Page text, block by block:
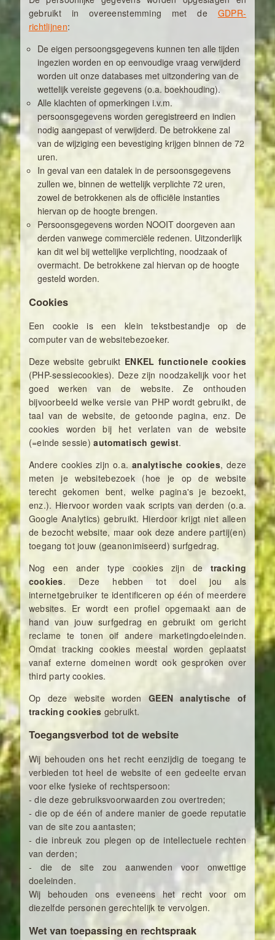
gebruikt in overeenstemming met de GDPR-
richtlijnen:
De eigen persoongsgegevens kunnen ten alle tijden
ingezien worden en op eenvoudige vraag verwijderd
worden uit onze databases met uitzondering van de
wettelijk vereiste gegevens (o.a. boekhouding).
Alle klachten of opmerkingen i.v.m.
persoonsgegevens worden geregistreerd en indien
nodig aangepast of verwijderd. De betrokkene zal
van de wijziging een bevestiging krijgen binnen de 72
uren.
In geval van een datalek in de persoonsgegevens
zullen we, binnen de wettelijk verplichte 72 uren,
zowel de betrokkenen als de officiële instanties
hiervan op de hoogte brengen.
Persoonsgegevens worden NOOIT doorgeven aan
derden vanwege commerciële redenen. Uitzonderlijk
kan dit wel bij wettelijke verplichting, noodzaak of
overmacht. De betrokkene zal hiervan op de hoogte
gesteld worden.
Cookies
Een cookie is een klein tekstbestandje op de
computer van de websitebezoeker.
Deze website gebruikt ENKEL functionele cookies
(PHP-sessiecookies). Deze zijn noodzakelijk voor het
goed werken van de website. Ze onthouden
bijvoorbeeld welke versie van PHP wordt gebruikt, de
taal van de website, de getoonde pagina, enz. De
cookies worden bij het verlaten van de website
(=einde sessie)automatisch gewist.
Andere cookies zijn o.a.analytische cookies, deze
meten je websitebezoek (hoe je op de website
terecht gekomen bent, welke pagina's je bezoekt,
enz.). Hiervoor worden vaak scripts van derden (o.a.
Google Analytics) gebruikt. Hierdoor krijgt niet alleen
de bezocht website, maar ook deze andere partij(en)
toegang tot jouw (geanonimiseerd) surfgedrag.
Nog een ander type cookies zijn de tracking
cookies. Deze hebben tot doel jou als
internetgebruiker te identificeren op één of meerdere
websites. Er wordt een profiel opgemaakt aan de
hand van jouw surfgedrag en gebruikt om gericht
reclame te tonen oif andere marketingdoeleinden.
Omdat tracking cookies meestal worden geplaatst
vanaf externe domeinen wordt ook gesproken over
third party cookies.
Op deze website worden GEEN analytische of
tracking cookies gebruikt.
Toegangsverbod tot de website
Wij behouden ons het recht eenzijdig de toegang te
verbieden tot heel de website of een gedeelte ervan
voor elke fysieke of rechtspersoon:
- die deze gebruiksvoorwaarden zou overtreden;
- die op de één of andere manier de goede reputatie
van de site zou aantasten;
- die inbreuk zou plegen op de intellectuele rechten
van derden;
- die de site zou aanwenden voor onwettige
doeleinden.
Wij behouden ons eveneens het recht voor om
diezelfde personen gerechtelijk te vervolgen.
Wet van toepassing en rechtspraak